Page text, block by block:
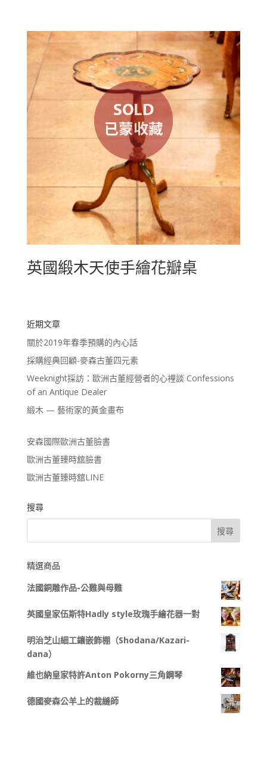
英國緞木天使手繪花瓣桌
近期文章
關於2019年春季預購的內心話
採購經典回顧-麥森古董四元素
Weeknight採訪：歐洲古董經營者的心裡談 Confessions
of an Antique Dealer
緞木 — 藝術家的黃金畫布
安森國際歐洲古董臉書
歐洲古董臻時舘臉書
歐洲古董臻時舘LINE
搜尋
精選商品
法國銅雕作品-公雞與母雞
英國皇家伍斯特Hadly style玫瑰手繪花器一對
明治芝山細工鑲嵌飾棚（Shodana/Kazari-
dana）
維也納皇家特許Anton Pokorny三角鋼琴
德國麥森公羊上的裁縫師